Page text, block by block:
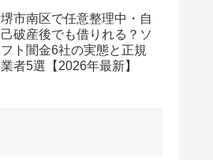
堺市南区で任意整理中・自
己破産後でも借りれる？ソ
フト闇金6社の実態と正規
業者5選【2026年最新】